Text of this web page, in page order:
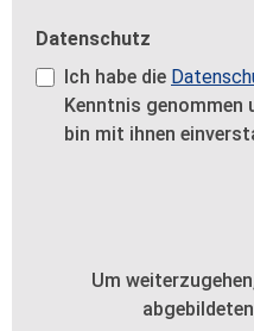
Datenschutz
Ich habe die
Kenntnis genommen
bin mit ihnen
Um